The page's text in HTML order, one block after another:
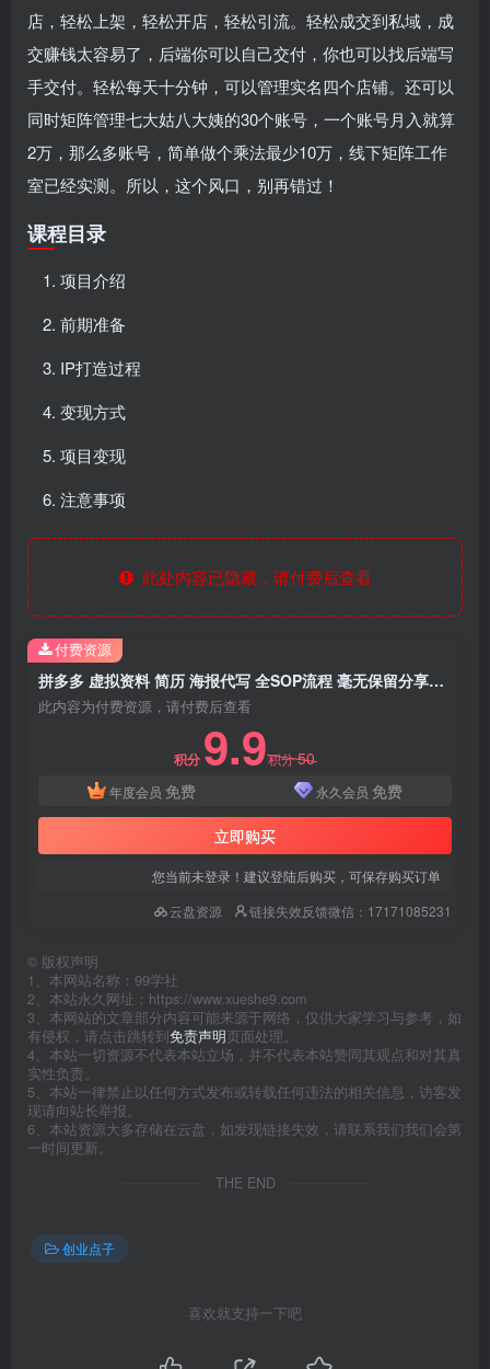
店，轻松上架，轻松开店，轻松引流。轻松成交到私域，成
交赚钱太容易了，后端你可以自己交付，你也可以找后端写
手交付。轻松每天十分钟，可以管理实名四个店铺。还可以
同时矩阵管理七大姑八大姨的30个账号，一个账号月入就算
2万，那么多账号，简单做个乘法最少10万，线下矩阵工作
室已经实测。所以，这个风口，别再错过！
课程目录
项目介绍
前期准备
IP打造过程
变现方式
项目变现
注意事项
此处内容已隐藏，请付费后查看
拼多多 虚拟资料 简历 海报代写 全SOP流程 毫无保留分享（含后端资料以及代写渠道）每天十分钟 每人实名四个店 矩阵30个账号 轻轻松松 月入10W
此内容为付费资源，请付费后查看
积分 9.9积分50
年度会员 免费 永久会员 免费
立即购买
您当前未登录！建议登陆后购买，可保存购买订单
云盘资源
链接失效反馈微信：17171085231
付费资源
© 版权声明
1、本网站名称：99学社
2、本站永久网址：https://www.xueshe9.com
3、本网站的文章部分内容可能来源于网络，仅供大家学习与参考，如
有侵权，请点击跳转到免责声明页面处理。
4、本站一切资源不代表本站立场，并不代表本站赞同其观点和对其真
实性负责。
5、本站一律禁止以任何方式发布或转载任何违法的相关信息，访客发
现请向站长举报。
6、本站资源大多存储在云盘，如发现链接失效，请联系我们我们会第
一时间更新。
THE END
创业点子
喜欢就支持一下吧